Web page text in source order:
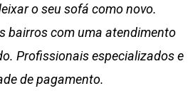
o seu sofá como novo.
bairros com uma atendimento
Profissionais especializados e
de pagamento.